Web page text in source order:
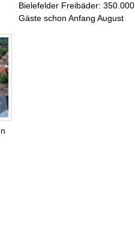
Bielefelder Freibäder: 350.000
Gäste schon Anfang August